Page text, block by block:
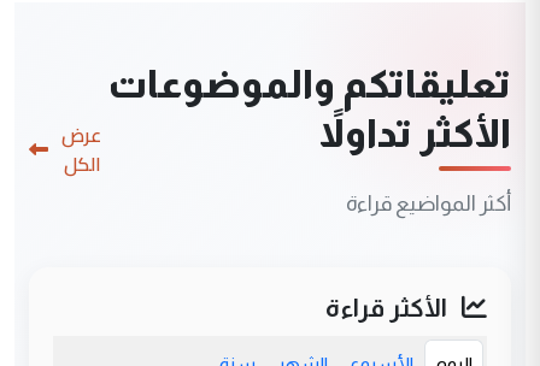
تعليقاتكم والموضوعات
الأكثر تداولاً
أكثر المواضيع قراءة
عرض
الكل
الأكثر قراءة